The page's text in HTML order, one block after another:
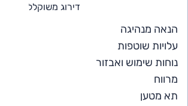
דירוג משוקלל
הנאה מנהיגה
עלויות שוטפות
נוחות שימוש ואבזור
מרווח
תא מטען